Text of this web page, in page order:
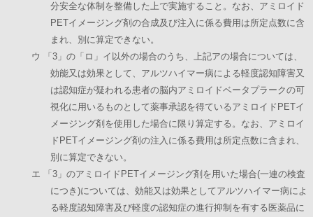
分安全な体制を整備した上で実施すること。なお、アミロイド
PETイメージング剤の合成及び注入に係る費用は所定点数に含
まれ、別に算定できない。
ウ 「3」の「ロ」イ以外の場合のうち、上記アの場合については、
効能又は効果として、アルツハイマー病による軽度認知障害又
は認知症が疑われる患者の脳内アミロイドベータプラークの可
視化に用いるものとして薬事承認を得ているアミロイドPETイ
メージング剤を使用した場合に限り算定する。なお、アミロイ
ドPETイメージング剤の注入に係る費用は所定点数に含まれ、
別に算定できない。
エ 「3」のアミロイドPETイメージング剤を用いた場合(一連の検査
につき)については、効能又は効果としてアルツハイマー病によ
る軽度認知障害及び軽度の認知症の進行抑制を有する医薬品に